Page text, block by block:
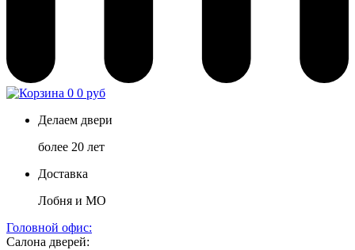
0 0 руб
Делаем двери
более 20 лет
Доставка
Лобня и МО
Головной офис:
Салона дверей: